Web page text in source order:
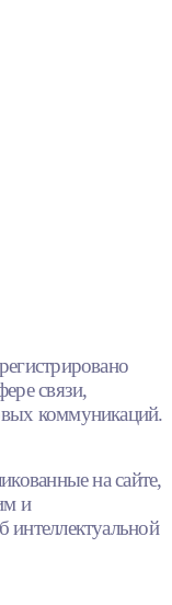
связи,
коммуникаций.
на сайте,
и